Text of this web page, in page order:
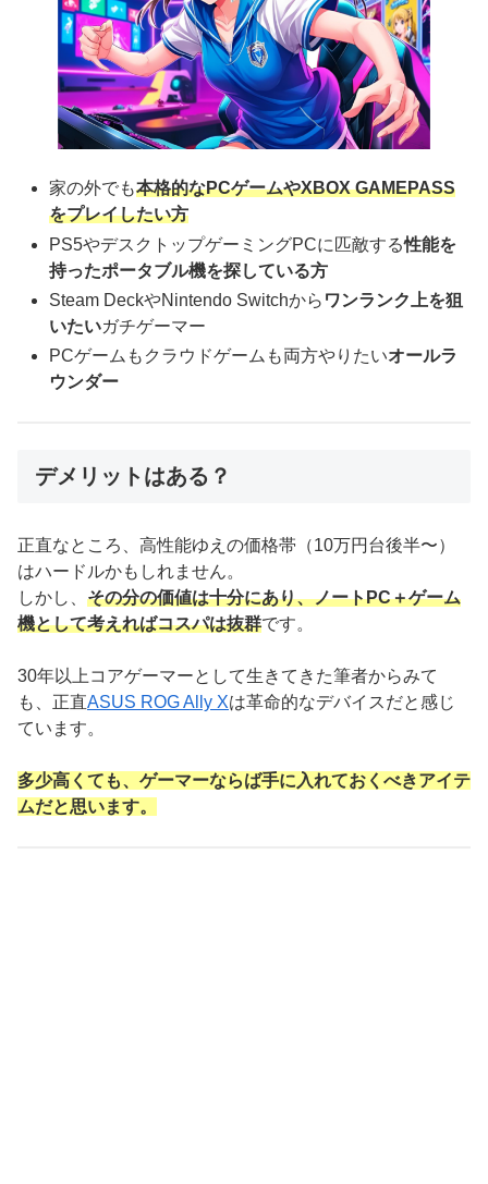
家の外でも本格的なPCゲームやXBOX GAMEPASS
をプレイしたい方
PS5やデスクトップゲーミングPCに匹敵する性能を
持ったポータブル機を探している方
Steam DeckやNintendo Switchから ワンランク上を狙
いたいガチゲーマー
PCゲームもクラウドゲームも両方やりたいオールラ
ウンダー
デメリットはある？
正直なところ、高性能ゆえの価格帯（10万円台後半〜）
はハードルかもしれません。
しかし、 その分の価値は十分にあり、ノートPC＋ゲーム
機として考えればコスパは抜群です。
30年以上コアゲーマーとして生きてきた筆者からみて
も、正直ASUS ROG Ally Xは革命的なデバイスだと感じ
ています。
多少高くても、ゲーマーならば手に入れておくべきアイテ
ムだと思います。